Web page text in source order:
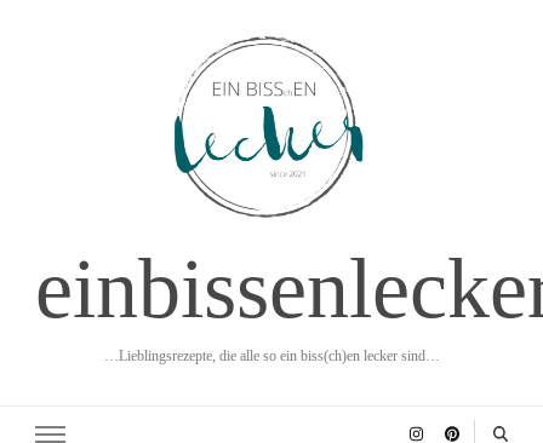
…Lieblingsrezepte, die alle so ein biss(ch)en lecker sind…